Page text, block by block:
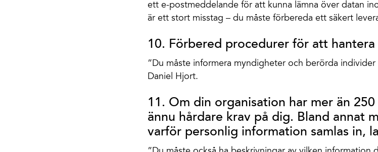
ett e-postmeddelande för att kunna lämna över datan
är ett stort misstag – du måste förbereda ett säkert
10. Förbered procedurer för att hantera
”Du måste informera myndigheter och berörda
Daniel Hjort.
11. Om din organisation har mer än
ännu hårdare krav på dig. Bland annat
varför personlig information samlas in,